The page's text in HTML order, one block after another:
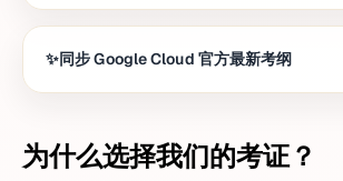
同步 Google Cloud 官方最新考纲
为什么选择我们的考证？